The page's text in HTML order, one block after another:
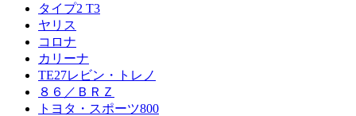
タイプ2 T3
ヤリス
コロナ
カリーナ
TE27レビン・トレノ
８６／ＢＲＺ
トヨタ・スポーツ800